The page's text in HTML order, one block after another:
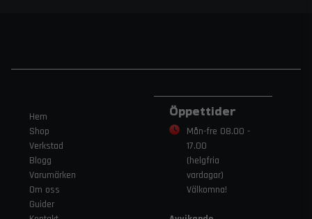
Hem
Shop
Verkstad
Blogg
Varumärken
Om oss
Guider
Öppettider
Mån-fre 08.00 -
17.00
(helgfria
vardagar)
Välkomna!